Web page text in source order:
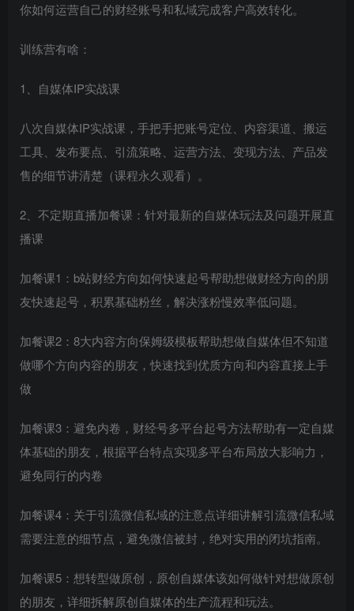
你如何运营自己的财经账号和私域完成客户高效转化。
训练营有啥：
1、自媒体IP实战课
八次自媒体IP实战课，手把手把账号定位、内容渠道、搬运
工具、发布要点、引流策略、运营方法、变现方法、产品发
售的细节讲清楚（课程永久观看）。
2、不定期直播加餐课：针对最新的自媒体玩法及问题开展直
播课
加餐课1：b站财经方向如何快速起号帮助想做财经方向的朋
友快速起号，积累基础粉丝，解决涨粉慢效率低问题。
加餐课2：8大内容方向保姆级模板帮助想做自媒体但不知道
做哪个方向内容的朋友，快速找到优质方向和内容直接上手
做
加餐课3：避免内卷，财经号多平台起号方法帮助有一定自媒
体基础的朋友，根据平台特点实现多平台布局放大影响力，
避免同行的内卷
加餐课4：关于引流微信私域的注意点详细讲解引流微信私域
需要注意的细节点，避免微信被封，绝对实用的闭坑指南。
加餐课5：想转型做原创，原创自媒体该如何做针对想做原创
的朋友，详细拆解原创自媒体的生产流程和玩法。